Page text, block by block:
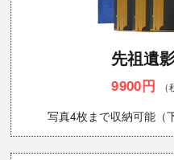
先祖遺
9900円
写真4枚まで収納可能（